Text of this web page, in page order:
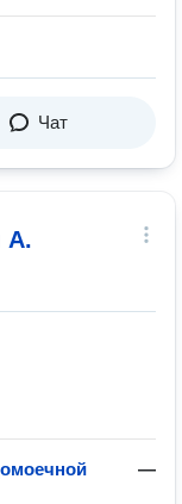
Чат
А.
—